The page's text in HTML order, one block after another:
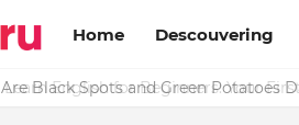
Home Descouvering
Are Black Spots and Green Potatoes